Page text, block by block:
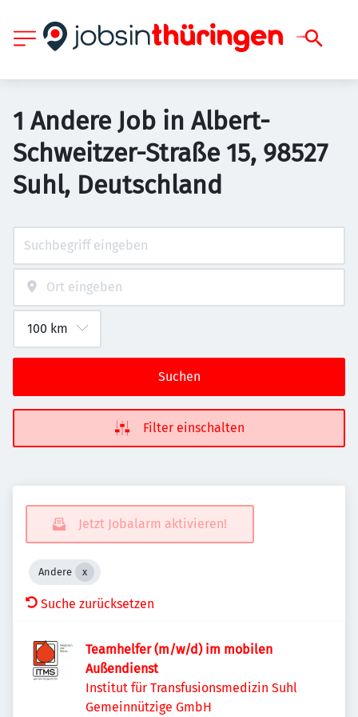
1 Andere Job in Albert-
Schweitzer-Straße 15, 98527
Suhl, Deutschland
Suchen
Filter einschalten
Jetzt Jobalarm aktivieren!
Andere
Suche zurücksetzen
Teamhelfer (m/w/d) im mobilen
Außendienst
Institut für Transfusionsmedizin Suhl
Gemeinnützige GmbH